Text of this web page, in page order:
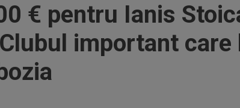
€ pentru Ianis
important